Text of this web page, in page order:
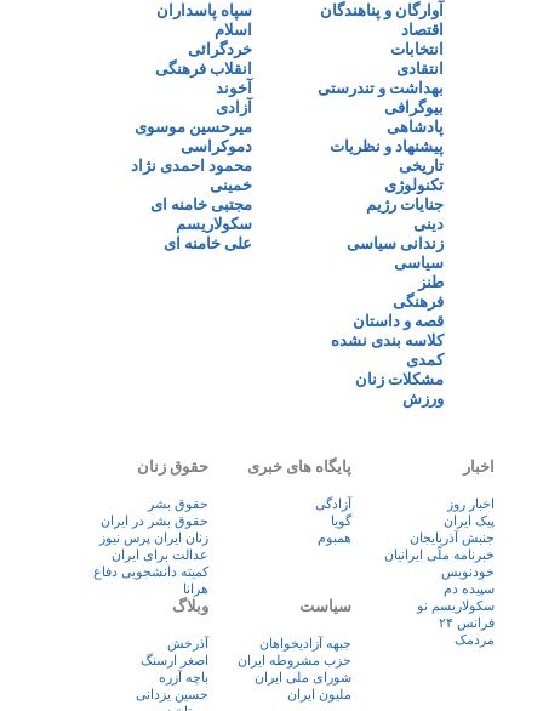
آوارگان و پناهندگان
اقتصاد
انتخابات
انتقادی
بهداشت و تندرستی
بیوگرافی
پادشاهی
پیشنهاد و نظریات
تاریخی
تکنولوژی
جنایات رژیم
دینی
زندانی سیاسی
سیاسی
طنز
فرهنگی
قصه و داستان
کلاسه بندی نشده
کمدی
مشکلات زنان
ورزش
سپاه پاسداران
اسلام
خردگرائی
انقلاب فرهنگی
آخوند
آزادی
میرحسین موسوی
دموکراسی
محمود احمدی نژاد
خمینی
مجتبی خامنه ای
سکولاریسم
علی خامنه ای
اخبار
اخبار روز
پيک ايران
جنبش آذربایجان
خبرنامه ملّی ایرانیان
خودنویس
سپیده دم
سکولاریسم نو
فرانس ۲۴
مردمک
پایگاه های خبری
آزادگی
گویا
همبوم
حقوق زنان
حقوق بشر
حقوق بشر در ایران
زنان ايران پرس نيوز
عدالت برای ایران
کمیته دانشجویی دفاع
هرانا
سیاست
جبهه آزادیخواهان
حزب مشروطه ایران
شورای ملی ایران
ملیون ایران
وبلاگ
آذرخش
اصغر ارسنگ
باچه آزره
حسین یزدانی